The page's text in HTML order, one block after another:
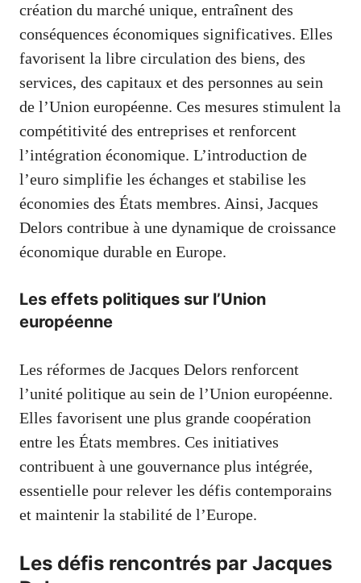
création du marché unique, entraînent des
conséquences économiques significatives. Elles
favorisent la libre circulation des biens, des
services, des capitaux et des personnes au sein
de l’Union européenne. Ces mesures stimulent la
compétitivité des entreprises et renforcent
l’intégration économique. L’introduction de
l’euro simplifie les échanges et stabilise les
économies des États membres. Ainsi, Jacques
Delors contribue à une dynamique de croissance
économique durable en Europe.
Les effets politiques sur l’Union
européenne
Les réformes de Jacques Delors renforcent
l’unité politique au sein de l’Union européenne.
Elles favorisent une plus grande coopération
entre les États membres. Ces initiatives
contribuent à une gouvernance plus intégrée,
essentielle pour relever les défis contemporains
et maintenir la stabilité de l’Europe.
Les défis rencontrés par Jacques